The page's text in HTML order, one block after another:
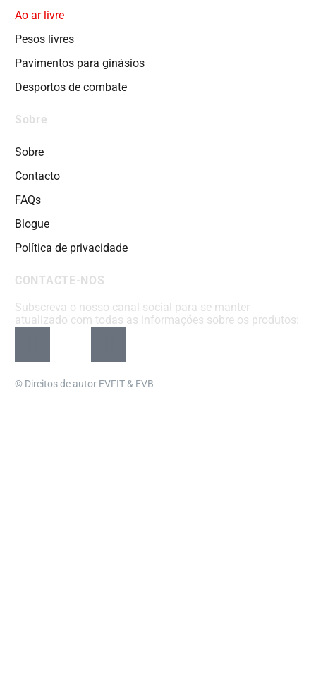
Ao ar livre
Pesos livres
Pavimentos para ginásios
Desportos de combate
Sobre
Sobre
Contacto
FAQs
Blogue
Política de privacidade
CONTACTE-NOS
Subscreva o nosso canal social para se manter
atualizado com todas as informações sobre os produtos:
© Direitos de autor EVFIT & EVB